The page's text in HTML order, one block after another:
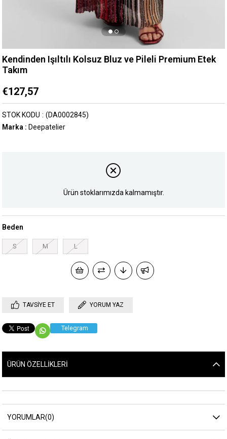
Kendinden Işıltılı Kolsuz Bluz ve Pileli Premium Etek
Takım
€127,57
(DA0002845)
STOK KODU
Marka : Deepatelier
Ürün stoklarımızda kalmamıştır.
Beden
S M L
TAVSIYE ET YORUM YAZ
Telegram
ÜRÜN ÖZELLIKLERI
YORUMLAR(0)